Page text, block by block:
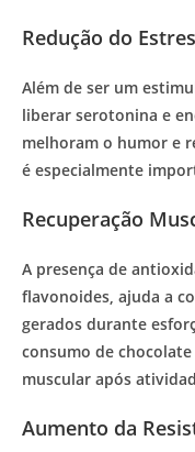
Redução do
Além de ser um
liberar serotonina e
melhoram o humor e
é especialmente
Recuperação
A presença de
flavonoides, ajuda a
gerados durante
consumo de
muscular após
Aumento da